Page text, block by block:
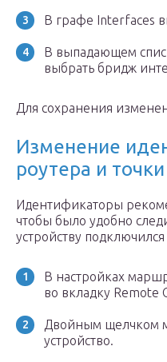
В графе Interfaces
В выпадающем
выбрать бридж
Для сохранения
Изменение
роутера и
Идентификаторы
чтобы было удобно
устройству
В настройках
во вкладку Remote
Двойным щелчком
устройство.